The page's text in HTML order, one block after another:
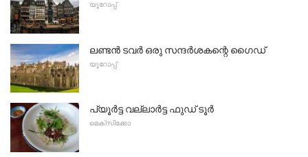
യൂറോപ്പ്
ലണ്ടൻ ടവർ ഒരു സന്ദർശകന്റെ ഗൈഡ്
യൂറോപ്പ്
പ്യൂർട്ട വല്ലാർട്ട ഫുഡ് ടൂർ
മെക്സിക്കോ